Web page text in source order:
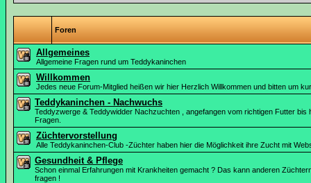
Foren
Allgemeines
Allgemeine Fragen rund um Teddykaninchen
Willkommen
Jedes neue Forum-Mitglied heißen wir hier Herzlich Willkommen und bitten um
Teddykaninchen - Nachwuchs
Teddyzwerge & Teddywidder Nachzuchten , angefangen vom richtigen Futter bis
Fragen.
Züchtervorstellung
Alle Teddykaninchen-Club -Züchter haben hier die Möglichkeit ihre Zucht mit
Gesundheit & Pflege
Schon einmal Erfahrungen mit Krankheiten gemacht ? Das kann anderen
fragen !